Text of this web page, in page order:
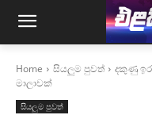
Home සියලුම පුවත්
දකුණු
මාලාවක්
සියලුම පුවත්